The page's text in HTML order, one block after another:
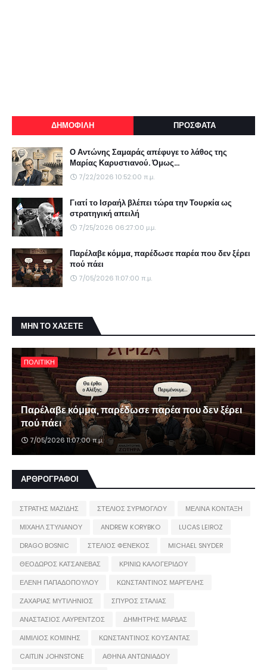
ΔΗΜΟΦΙΛΗ ΠΡΟΣΦΑΤΑ
Ο Αντώνης Σαμαράς απέφυγε το λάθος της
Μαρίας Καρυστιανού. Όμως...
7/22/2026 10:52:00 π.μ.
Γιατί το Ισραήλ βλέπει τώρα την Τουρκία ως
στρατηγική απειλή
7/25/2026 06:27:00 μ.μ.
Παρέλαβε κόμμα, παρέδωσε παρέα που δεν ξέρει
πού πάει
7/05/2026 11:07:00 π.μ.
ΜΗΝ ΤΟ ΧΑΣΕΤΕ
ΠΟΛΙΤΙΚΗ
Παρέλαβε κόμμα, παρέδωσε παρέα που δεν ξέρει
πού πάει
7/05/2026 11:07:00 π.μ.
ΑΡΘΡΟΓΡΑΦΟΙ
ΣΤΡΑΤΗΣ ΜΑΖΙΔΗΣ ΣΤΕΛΙΟΣ ΣΥΡΜΟΓΛΟΥ
ΜΕΛΙΝΑ ΚΟΝΤΑΞΗ
ΜΙΧΑΗΛ ΣΤΥΛΙΑΝΟΥ
ANDREW KORYBKO
LUCAS LEIROZ
DRAGO BOSNIC
ΣΤΕΛΙΟΣ ΦΕΝΕΚΟΣ
MICHAEL SNYDER
ΘΕΟΔΩΡΟΣ ΚΑΤΣΑΝΕΒΑΣ
ΚΡΙΝΙΩ ΚΑΛΟΓΕΡΙΔΟΥ
ΕΛΕΝΗ ΠΑΠΑΔΟΠΟΥΛΟΥ
ΚΩΝΣΤΑΝΤΙΝΟΣ ΜΑΡΓΕΛΗΣ
ΖΑΧΑΡΙΑΣ ΜΥΤΙΛΗΝΙΟΣ
ΣΠΥΡΟΣ ΣΤΑΛΙΑΣ
ΑΝΑΣΤΑΣΙΟΣ ΛΑΥΡΕΝΤΖΟΣ
ΔΗΜΗΤΡΗΣ ΜΑΡΔΑΣ
ΑΙΜΙΛΙΟΣ ΚΟΜΙΝΗΣ
ΚΩΝΣΤΑΝΤΙΝΟΣ ΚΟΥΣΑΝΤΑΣ
CAITLIN JOHNSTONE
ΑΘΗΝΑ ΑΝΤΩΝΙΑΔΟΥ